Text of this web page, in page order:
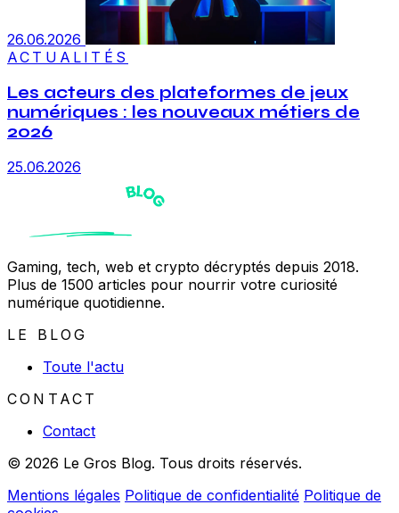
26.06.2026
ACTUALITÉS
Les acteurs des plateformes de jeux
numériques : les nouveaux métiers de
2026
25.06.2026
Gaming, tech, web et crypto décryptés depuis 2018.
Plus de 1500 articles pour nourrir votre curiosité
numérique quotidienne.
LE BLOG
Toute l'actu
CONTACT
Contact
© 2026 Le Gros Blog. Tous droits réservés.
Mentions légales Politique de confidentialité Politique de